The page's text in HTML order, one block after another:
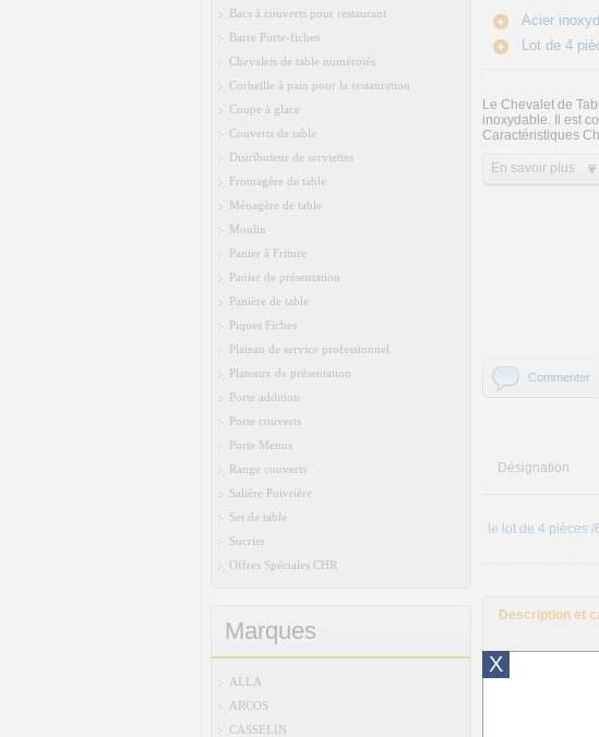
Bacs à couverts pour restaurant
Barre Porte-fiches
Chevalets de table numérotés
Corbeille à pain pour la restauration
Coupe à glace
Couverts de table
Distributeur de serviettes
Fromagère de table
Ménagère de table
Moulin
Panier à Friture
Panier de présentation
Panière de table
Piques Fiches
Plateau de service professionnel
Plateaux de présentation
Porte addition
Porte couverts
Porte Menus
Range couverts
Salière Poivrière
Set de table
Sucrier
Offres Spéciales CHR
Marques
ALLA
ARCOS
CASSELIN
Acier
Lot de 4
Le Chevalet de
inoxydable. Il est
Caractéristiques
En savoir plus
Commenter
Désignation
le lot de 4 pièces /
Description et
Descriptif
Le Chevalet
X